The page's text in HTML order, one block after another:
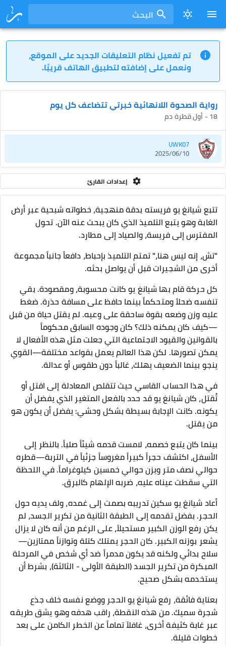
البحث
تم تفعيل نظام التعليقات الجديد على الموقع،
ونعمل على إضافته لتطبيق الهاتف قريبًا.
رواية الصحوة اللانهائية خبرتي تتضاعف كل يوم
18 - أول قطرة دم
UWK07
2025/06/10
إعدادات القارئ
تتبع شيانغ يو فريسته بدقة منهجية، خطواته شبحية عبر أرض
الغابة وهو يتبع التلميذ الذي كان يبحث عنه الآن. تحول
المفترس إلى فريسة، والصياد إلى مطارد.
"تش، إنه ليس هنا،" تمتم التلميذ بإحباط، دافعاً جانباً مجموعة
أخرى من الشجيرات قبل أن يواصل بحثه.
كل حركة قام بها شيانغ يو كانت محسوبة، ومقصودة. بقي
تنفسه ضحلاً ومتحكماً بينما حافظ على مسافة حذرة. ضغط
عليه وزن وضعه بقوة ساحقة على وعيه. لم يقتل حياة من قبل
—كيف كان يمكنه ذلك؟ كان وجوده السابق محكوماً
بالقوانين والقيود الاجتماعية التي جعلت مثل هذه الأفعال لا
يمكن تصورها. لكن هذا العالم يعمل بقواعد مختلفة—القوي
ينجو بينما الضعيف يهلك، غالباً دون طقوس أو عدالة.
في هذا الحساب القاسي حيث تتقلص المعادلة إلى اقتل أو
تُقتل، كان شيانغ يو قد حدد بالفعل المتغير الذي يفضل أن
يكونه. كانت الإجابة بسيطة بشكل وحشي: يفضل أن يكون هو
من يقتل.
بينما كان يتبع خصمه، لامست قدمه شيئاً صلباً. بالنظر إلى
الأسفل، اكتشف حجراً كبيراً مغروساً جزئياً في التربة—قطره
حوالي نصف متر ويزن حوالي خمسين كيلوغراماً. في اللحظة
التي سقطت عيناه عليه، ضربه الإلهام كالبرق.
أعاد شيانغ يو سكين تدريبه بصمت إلى غمده، ولف يديه حول
الحجر. بفضل تقدمه إلى الطبقة الثانية من تكرير الجسد، لم
يكن رفع الوزن الكبير مستحيلاً، على الرغم من أنه كان لا يزال
يشعر بوزنه الكبير. كان الحجر يمتلك كتلة وتوازناً ممتازين—
سلاح بدائي ولكنه قد يكون مدمراً ضد أي شخص في المرحلة
المبكرة من تكرير الجسد (الطبقة الأولى - الثالثة)، بشرط أن
يستخدمه بشكل صحيح.
بعناية فائقة، رفع شيانغ يو الحجر ووضع نفسه خلف جذع
شجرة سميك. من هذه النقطة، راقب هدفه وهو يشق طريقه
عبر غابة كثيفة أخرى، غافلاً تماماً عن الخطر الكامن على بعد
خطوات قليلة.